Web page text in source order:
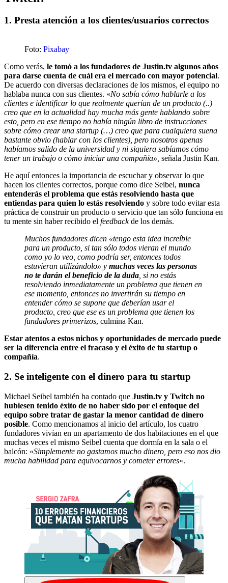
1. Presta atención a los clientes/usuarios correctos
Foto: Pixabay
Como verás, le tomó a los fundadores de Justin.tv algunos años
para darse cuenta de cuál era el mercado con mayor potencial.
De acuerdo con diversas declaraciones de los mismos, el equipo no
hablaba nunca con sus clientes. «No sabía cómo hablarle a los
clientes e identificar lo que realmente querían de un producto (..)
creo que en la actualidad hay mucha más gente hablando sobre
esto, pero en ese tiempo no había ningún libro de instrucciones
sobre cómo crear una startup (…) creo que para cualquiera suena
bastante obvio (hablar con los clientes), pero nosotros apenas
habíamos salido de la universidad y ni siquiera sabíamos cómo
tener un trabajo o cómo iniciar una compañía», señala Justin Kan.
He aquí entonces la importancia de escuchar y observar lo que
hacen los clientes correctos, porque como dice Seibel, nunca
entenderás el problema que estás resolviendo hasta que
entiendas para quien lo estás resolviendo y sobre todo evitar esta
práctica de construir un producto o servicio que tan sólo funciona en
tu mente sin haber recibido el feedbackde los demás.
Muchos fundadores dicen «tengo esta idea increíble
para un producto, si tan sólo todos vieran el mundo
como yo lo veo, como podría ser, entonces todos
estuvieran utilizándolo» y muchas veces las personas
no te darán el beneficio de la duda , si no estás
resolviendo inmediatamente un problema que tienen en
ese momento, entonces no invertirán su tiempo en
entender cómo se supone que deberían usar el
producto, creo que ese es un problema que tienen los
fundadores primerizos, culmina Kan.
Estar atentos a estos nichos y oportunidades de mercado puede
ser la diferencia entre el fracaso y el éxito de tu startup o
compañía.
2. Se inteligente con el dinero para tu startup
Michael Seibel también ha contado que Justin.tv y Twitch no
hubiesen tenido éxito de no haber sido por el enfoque del
equipo sobre tratar de gastar la menor cantidad de dinero
posible. Como mencionamos al inicio del artículo, los cuatro
fundadores vivían en un apartamento de dos habitaciones en el que
muchas veces el mismo Seibel cuenta que dormía en la sala o el
balcón: «Simplemente no gastamos mucho dinero, pero eso nos dio
mucha habilidad para equivocarnos y cometer errores«.